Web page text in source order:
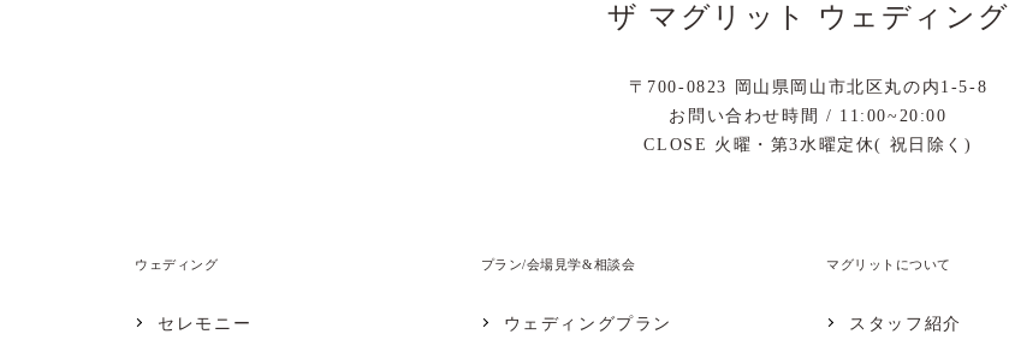
ザ マグリット ウェディング
〒700-0823
岡山県岡山市北区丸の内1-5-8
お問い合わせ時間 / 11:00~20:00
CLOSE 火曜・第3水曜定休( 祝日除く)
ウェディング
セレモニー
プラン/会場見学&相談会
ウェディングプラン
マグリットについて
スタッフ紹介